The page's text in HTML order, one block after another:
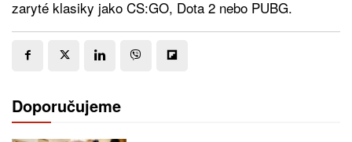
zaryté klasiky jako CS:GO, Dota 2 nebo PUBG.
Doporučujeme